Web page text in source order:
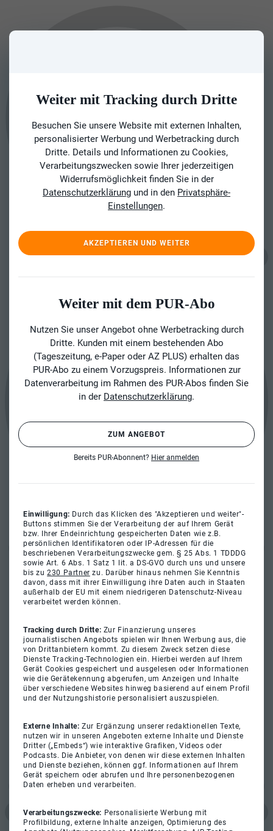
Weiter mit Tracking durch Dritte
Besuchen Sie unsere Website mit externen Inhalten,
personalisierter Werbung und Werbetracking durch
Dritte. Details und Informationen zu Cookies,
Verarbeitungszwecken sowie Ihrer jederzeitigen
Widerrufsmöglichkeit finden Sie in der
Datenschutzerklärung und in den Privatsphäre-
Einstellungen.
AKZEPTIEREN UND WEITER
Weiter mit dem PUR-Abo
Nutzen Sie unser Angebot ohne Werbetracking durch
Dritte. Kunden mit einem bestehenden Abo
(Tageszeitung, e-Paper oder AZ PLUS) erhalten das
PUR-Abo zu einem Vorzugspreis. Informationen zur
Datenverarbeitung im Rahmen des PUR-Abos finden Sie
in der Datenschutzerklärung.
ZUM ANGEBOT
Bereits PUR-Abonnent? Hier anmelden
Einwilligung: Durch das Klicken des "Akzeptieren und weiter"-
Buttons stimmen Sie der Verarbeitung der auf Ihrem Gerät
bzw. Ihrer Endeinrichtung gespeicherten Daten wie z.B.
persönlichen Identifikatoren oder IP-Adressen für die
beschriebenen Verarbeitungszwecke gem. § 25 Abs. 1 TDDDG
sowie Art. 6 Abs. 1 Satz 1 lit. a DS-GVO durch uns und unsere
bis zu230 Partner zu. Darüber hinaus nehmen Sie Kenntnis
davon, dass mit ihrer Einwilligung ihre Daten auch in Staaten
außerhalb der EU mit einem niedrigeren Datenschutz-Niveau
verarbeitet werden können.
Tracking durch Dritte: Zur Finanzierung unseres
journalistischen Angebots spielen wir Ihnen Werbung aus, die
von Drittanbietern kommt. Zu diesem Zweck setzen diese
Dienste Tracking-Technologien ein. Hierbei werden auf Ihrem
Gerät Cookies gespeichert und ausgelesen oder Informationen
wie die Gerätekennung abgerufen, um Anzeigen und Inhalte
über verschiedene Websites hinweg basierend auf einem Profil
und der Nutzungshistorie personalisiert auszuspielen.
Externe Inhalte:Zur Ergänzung unserer redaktionellen Texte,
nutzen wir in unseren Angeboten externe Inhalte und Dienste
Dritter („Embeds“) wie interaktive Grafiken, Videos oder
Podcasts. Die Anbieter, von denen wir diese externen Inhalten
und Dienste beziehen, können ggf. Informationen auf Ihrem
Gerät speichern oder abrufen und Ihre personenbezogenen
Daten erheben und verarbeiten.
Verarbeitungszwecke: Personalisierte Werbung mit
Profilbildung, externe Inhalte anzeigen, Optimierung des